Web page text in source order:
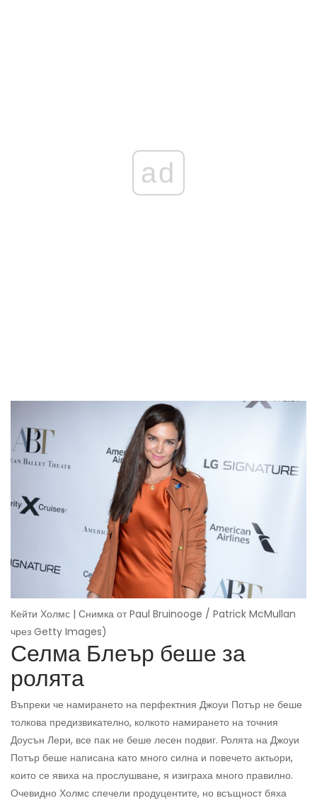
ad
Кейти Холмс | Снимка от Paul Bruinooge / Patrick McMullan
чрез Getty Images)
Селма Блеър беше за
ролята
Въпреки че намирането на перфектния Джоуи Потър не беше
толкова предизвикателно, колкото намирането на точния
Доусън Лери, все пак не беше лесен подвиг. Ролята на Джоуи
Потър беше написана като много силна и повечето актьори,
които се явиха на прослушване, я изиграха много правилно.
Очевидно Холмс спечели продуцентите, но всъщност бяха